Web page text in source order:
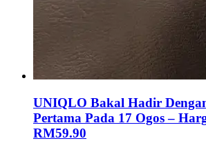
UNIQLO Bakal Hadir
Pertama Pada 17 Ogos –
RM59.90